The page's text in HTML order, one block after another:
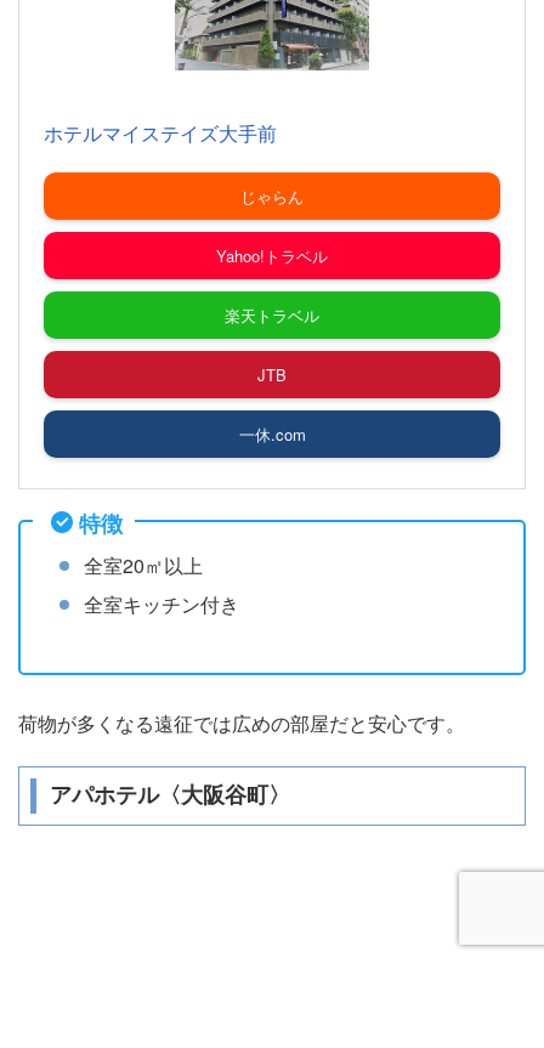
ホテルマイステイズ大手前
じゃらん
Yahoo!トラベル
楽天トラベル
JTB
一休.com
特徴
全室20㎡以上
全室キッチン付き
荷物が多くなる遠征では広めの部屋だと安心です。
アパホテル〈大阪谷町〉